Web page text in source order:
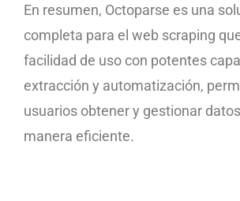
En resumen, Octoparse es una
completa para el web scraping
facilidad de uso con potentes
extracción y automatización,
usuarios obtener y gestionar
manera eficiente.